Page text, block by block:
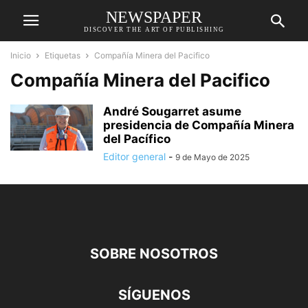
NEWSPAPER
DISCOVER THE ART OF PUBLISHING
Inicio Etiquetas Compañía Minera del Pacifico
Compañía Minera del Pacifico
André Sougarret asume
presidencia de Compañía Minera
del Pacífico
Editor general - 9 de Mayo de 2025
SOBRE NOSOTROS
SÍGUENOS